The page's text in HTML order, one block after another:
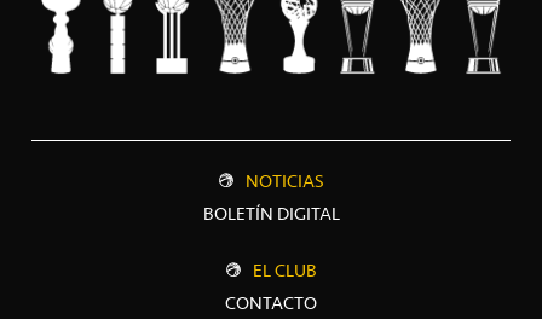
NOTICIAS
BOLETÍN DIGITAL
EL CLUB
CONTACTO